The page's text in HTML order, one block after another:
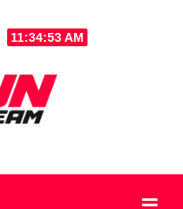
11:34:54 AM